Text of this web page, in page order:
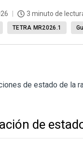
3 minuto de
TETRA MR2026.1
de estado de la
de